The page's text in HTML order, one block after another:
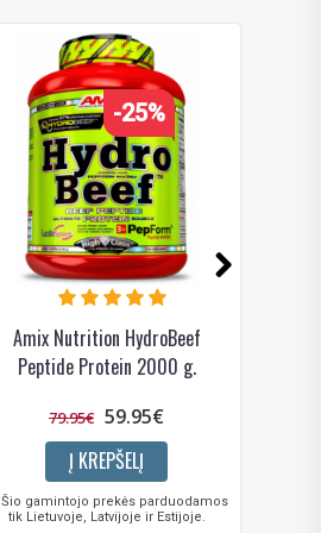
-25%
Amix Nutrition HydroBeef
Peptide Protein 2000 g.
79.95€ 59.95€
Į KREPŠELĮ
Šio gamintojo prekės parduodamos
tik Lietuvoje, Latvijoje ir Estijoje.